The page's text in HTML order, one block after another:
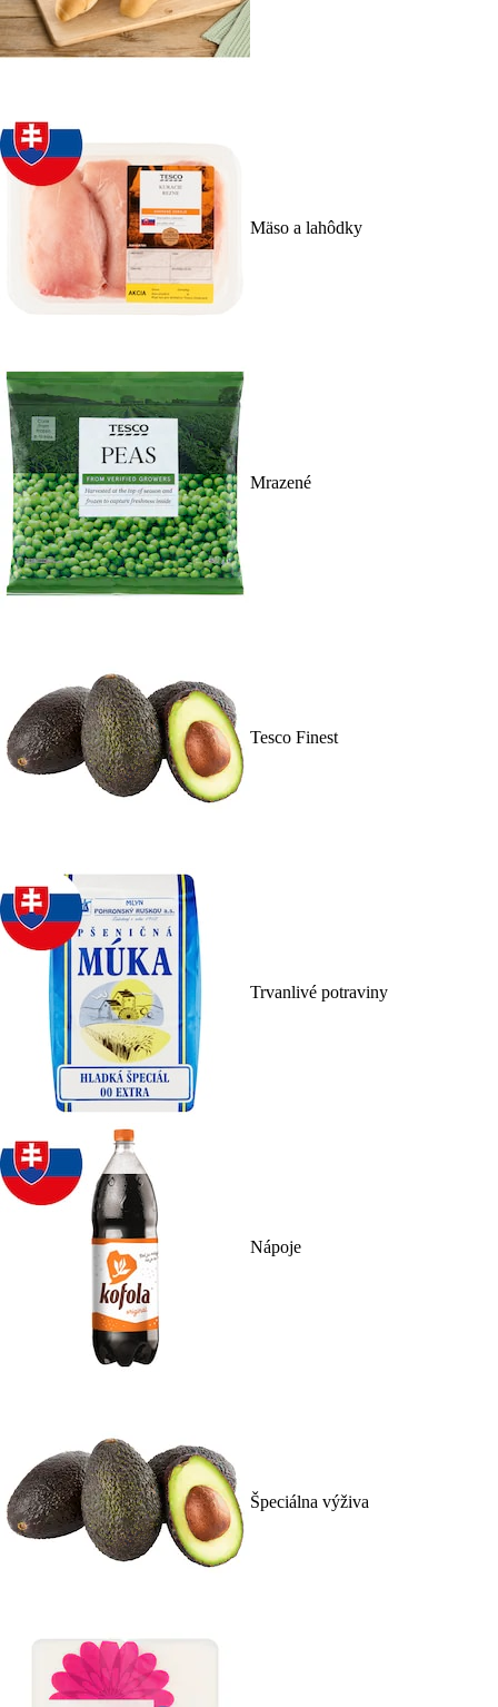
Mäso a lahôdky
Mrazené
Tesco Finest
Trvanlivé potraviny
Nápoje
Špeciálna výživa